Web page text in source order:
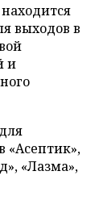
выходов в
и
«Асептик»,
«Лазма»,